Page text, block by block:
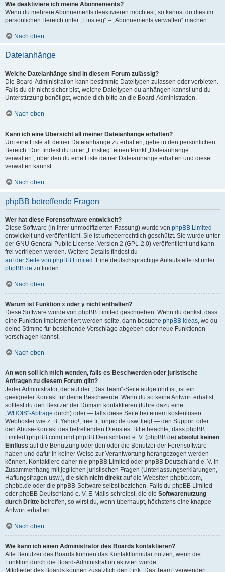
Wie deaktiviere ich meine Abonnements?
Wenn du mehrere Abonnements deaktivieren möchtest, so kannst du dies im
persönlichen Bereich unter „Einstieg“ – „Abonnements verwalten“ machen.
Nach oben
Dateianhänge
Welche Dateianhänge sind in diesem Forum zulässig?
Die Board-Administration kann bestimmte Dateitypen zulassen oder verbieten.
Falls du dir nicht sicher bist, welche Dateitypen du anhängen kannst und du
Unterstützung benötigst, wende dich bitte an die Board-Administration.
Nach oben
Kann ich eine Übersicht all meiner Dateianhänge erhalten?
Um eine Liste all deiner Dateianhänge zu erhalten, gehe in den persönlichen
Bereich. Dort findest du unter „Einstieg“ einen Punkt „Dateianhänge
verwalten“, über den du eine Liste deiner Dateianhänge erhalten und diese
verwalten kannst.
Nach oben
phpBB betreffende Fragen
Wer hat diese Forensoftware entwickelt?
Diese Software (in ihrer unmodifizierten Fassung) wurde von phpBB Limited
entwickelt und veröffentlicht. Sie ist urheberrechtlich geschützt. Sie wurde unter
der GNU General Public License, Version 2 (GPL-2.0) veröffentlicht und kann
frei vertrieben werden. Weitere Details findest du
auf der Seite von phpBB Limited . Eine deutschsprachige Anlaufstelle ist unter
phpBB.de zu finden.
Nach oben
Warum ist Funktion x oder y nicht enthalten?
Diese Software wurde von phpBB Limited geschrieben. Wenn du denkst, dass
eine Funktion implementiert werden sollte, dann besuche phpBB Ideas, wo du
deine Stimme für bestehende Vorschläge abgeben oder neue Funktionen
vorschlagen kannst.
Nach oben
An wen soll ich mich wenden, falls es Beschwerden oder juristische
Anfragen zu diesem Forum gibt?
Jeder Administrator, der auf der „Das Team“-Seite aufgeführt ist, ist ein
geeigneter Kontakt für deine Beschwerde. Wenn du so keine Antwort erhältst,
solltest du den Besitzer der Domain kontaktieren (führe dazu eine
„WHOIS“-Abfrage durch) oder — falls diese Seite bei einem kostenlosen
Webhoster wie z. B. Yahoo!, free.fr, funpic.de usw. liegt — den Support oder
den Abuse-Kontakt des betreffenden Dienstes. Bitte beachte, dass phpBB
Limited (phpBB.com) und phpBB Deutschland e. V. (phpBB.de) absolut keinen
Einfluss auf die Benutzung oder den oder die Benutzer der Forensoftware
haben und dafür in keiner Weise zur Verantwortung herangezogen werden
können. Kontaktiere daher nie phpBB Limited oder phpBB Deutschland e. V. in
Zusammenhang mit jeglichen juristischen Fragen (Unterlassungserklärungen,
Haftungsfragen usw.), die sich nicht direkt auf die Websiten phpbb.com,
phpbb.de oder die phpBB-Software selbst beziehen. Falls du phpBB Limited
oder phpBB Deutschland e. V. E-Mails schreibst, die die Softwarenutzung
durch Dritte betreffen, so wirst du, wenn überhaupt, höchstens eine knappe
Antwort erhalten.
Nach oben
Wie kann ich einen Administrator des Boards kontaktieren?
Alle Benutzer des Boards können das Kontaktformular nutzen, wenn die
Funktion durch die Board-Administration aktiviert wurde.
Mitglieder des Boards können zusätzlich den Link „Das Team“ verwenden.